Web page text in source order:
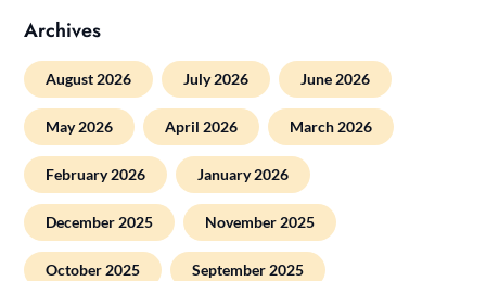
Archives
August 2026 July 2026 June 2026
May 2026 April 2026 March 2026
February 2026 January 2026
December 2025 November 2025
October 2025 September 2025